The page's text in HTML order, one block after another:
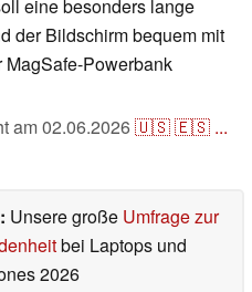
eine besonders lange
der Bildschirm bequem mit
Powerbank
am02.06.2026🇺🇸🇪🇸 ...
Unsere große Umfrage zur
bei Laptops und
2026